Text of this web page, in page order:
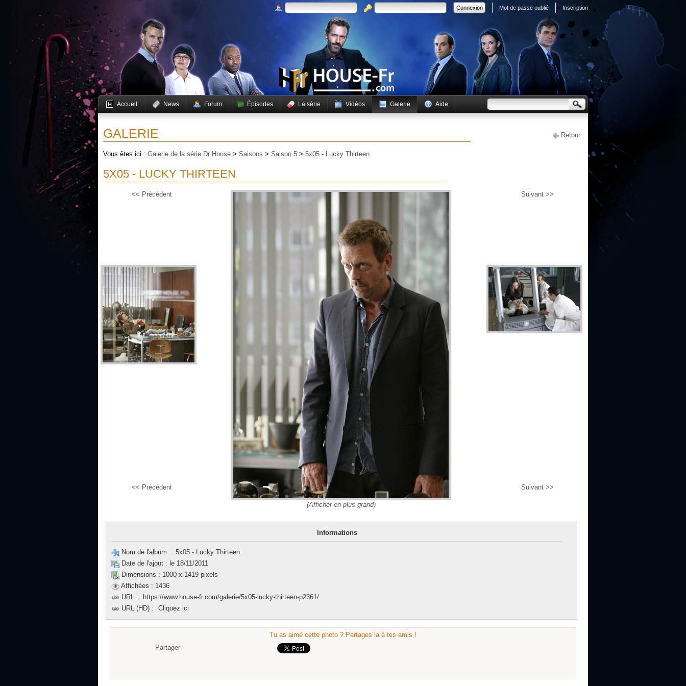
Inscription
Mot de passe oublié
Accueil News Forum Épisodes La série Vidéos Galerie Aide
Retour
GALERIE
Vous êtes ici : Galerie de la série Dr House > Saisons > Saison 5 > 5x05 - Lucky Thirteen
5X05 - LUCKY THIRTEEN
<< Précédent
<< Précédent
(Afficher en plus grand)
Suivant >>
Suivant >>
Informations
Nom de l'album :
5x05 - Lucky Thirteen
Date de l'ajout : le 18/11/2011
Dimensions : 1000 x 1419 pixels
Affichées : 1436
URL :
https://www.house-fr.com/galerie/5x05-lucky-thirteen-p2361/
URL (HD) :
Cliquez ici
Tu as aimé cette photo ? Partages la à tes amis !
Partager